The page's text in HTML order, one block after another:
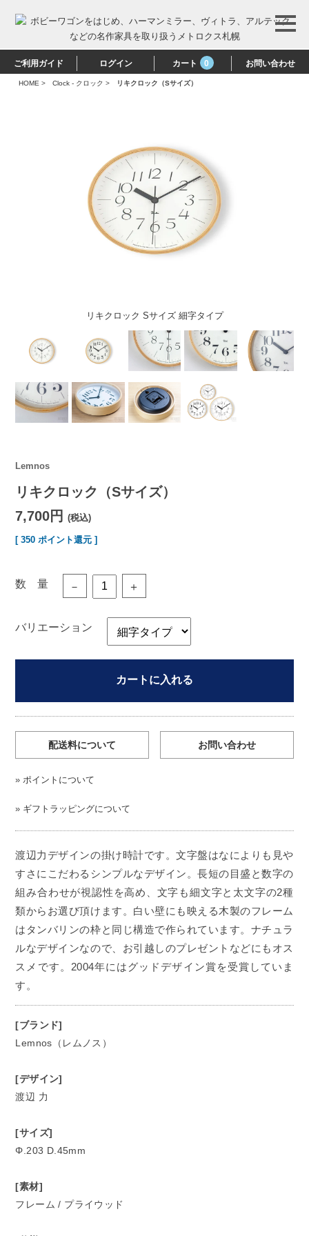
ご利用ガイド ログイン カート 0 お問い合わせ
HOME > Clock - クロック > リキクロック（Sサイズ）
リキクロック Sサイズ 細字タイプ
Lemnos
リキクロック（Sサイズ）
7,700円(税込)
[ 350 ポイント還元 ]
数 量 － ＋
バリエーション
カートに入れる
配送料について お問い合わせ
» ポイントについて
» ギフトラッピングについて
渡辺力デザインの掛け時計です。文字盤はなによりも見や
すさにこだわるシンプルなデザイン。長短の目盛と数字の
組み合わせが視認性を高め、文字も細文字と太文字の2種
類からお選び頂けます。白い壁にも映える木製のフレーム
はタンバリンの枠と同じ構造で作られています。ナチュラ
ルなデザインなので、お引越しのプレゼントなどにもオス
スメです。2004年にはグッドデザイン賞を受賞していま
す。
[ブランド]
Lemnos（レムノス）
[デザイン]
渡辺 力
[サイズ]
Φ.203 D.45mm
[素材]
フレーム / プライウッド